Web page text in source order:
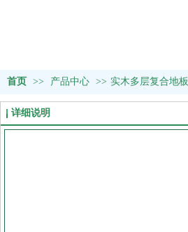
首页 >> 产品中心 >> 实木多层复合地板
详细说明